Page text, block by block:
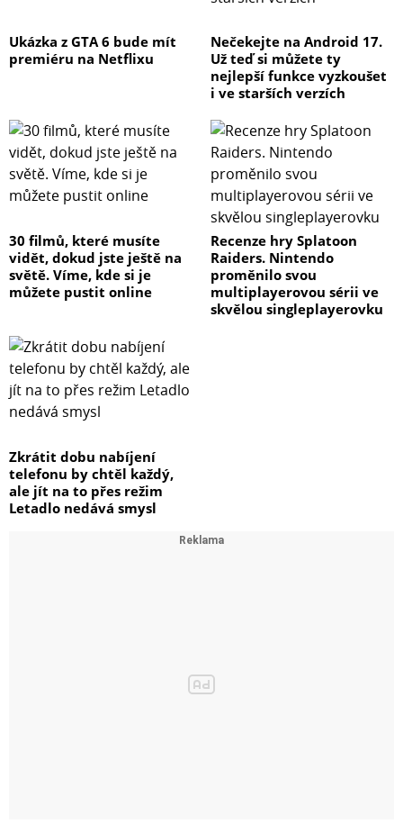
Ukázka z GTA 6 bude mít
premiéru na Netflixu
Nečekejte na Android 17.
Už teď si můžete ty
nejlepší funkce vyzkoušet
i ve starších verzích
30 filmů, které musíte
vidět, dokud jste ještě na
světě. Víme, kde si je
můžete pustit online
Recenze hry Splatoon
Raiders. Nintendo
proměnilo svou
multiplayerovou sérii ve
skvělou singleplayerovku
Zkrátit dobu nabíjení
telefonu by chtěl každý,
ale jít na to přes režim
Letadlo nedává smysl